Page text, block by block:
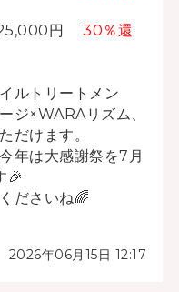
円30％還
ルトリートメン
ジ×WARAリズム、
だけます。
年は大感謝祭を7月
🎉
ださいね🌈
2026年06月15日 12:17